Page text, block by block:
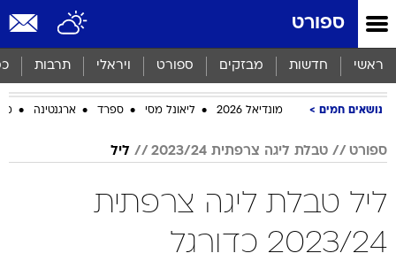
ספורט
ראשי חדשות מבזקים ספורט ויראלי תרבות
נושאים חמים מונדיאל 2026 ליאונל מסי ספרד ארגנטינה
ספורט טבלת ליגה צרפתית 2023/24 ליל
ליל טבלת ליגה צרפתית
2023/24 כדורגל